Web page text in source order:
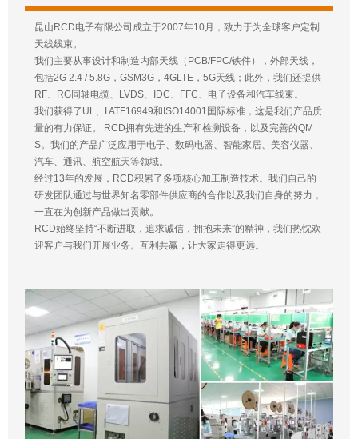
昆山RCD电子有限公司成立于2007年10月，致力于为全球客户定制
天线线束。
我们主要从事设计和制造内部天线（PCB/FPC/铁件），外部天线，
包括2G 2.4 / 5.8G，GSM3G，4GLTE，5G天线；此外，我们还提供
RF、RG同轴电缆、LVDS、IDC、FFC、电子设备和汽车线束。
我们获得了UL、I ATF16949和ISO14001国际标准，这是我们产品质
量的有力保证。 RCD拥有先进的生产和检测设备，以及完善的QM
S。我们的产品广泛应用于电子、数码电器、智能家居、美容仪器、
汽车、通讯、航空航天等领域。
经过13年的发展，RCD积累了多项核心加工制造技术。我们自己的
研发团队通过与世界知名零部件供应商的合作以及我们自身的努力，
一直在为创新产品做出贡献。
RCD始终坚持“不断进取，追求诚信，拥抱未来”的精神，我们热忱欢
迎客户与我们开展业务。互利共赢，让大家走得更远。